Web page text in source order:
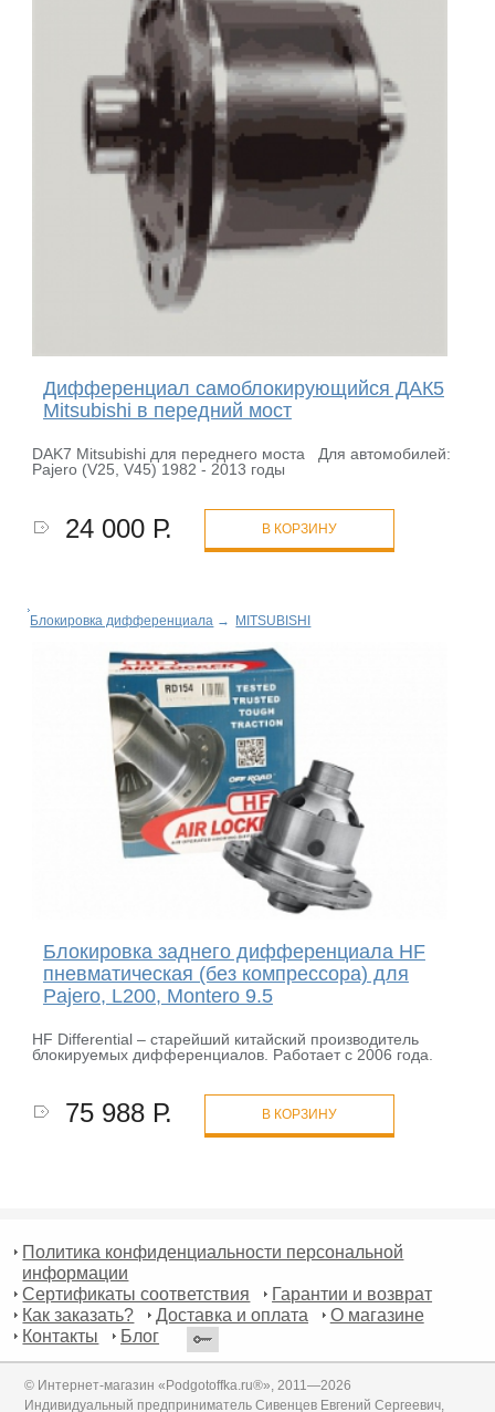
Дифференциал самоблокирующийся ДАК5
Mitsubishi в передний мост
DAK7 Mitsubishi для переднего моста Для автомобилей:
Pajero (V25, V45) 1982 - 2013 годы
24 000 Р. В КОРЗИНУ
Блокировка дифференциала → MITSUBISHI
Блокировка заднего дифференциала HF
пневматическая (без компрессора) для
Pajero, L200, Montero 9.5
HF Differential – старейший китайский производитель
блокируемых дифференциалов. Работает с 2006 года.
75 988 Р. В КОРЗИНУ
Политика конфиденциальности персональной
информации
Сертификаты соответствия
Гарантии и возврат
Как заказать?
Доставка и оплата
О магазине
Контакты
Блог
© Интернет-магазин «Podgotoffka.ru®», 2011—2026
Индивидуальный предприниматель Сивенцев Евгений Сергеевич,